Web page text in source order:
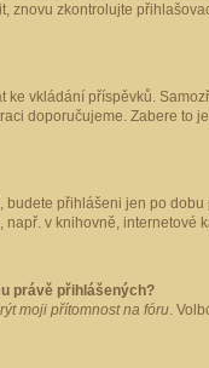
znovu zkontrolujte
vkládání příspěvků.
doporučujeme. Zabere to
, budete přihlášeni jen po dobu
v knihovně, internetové
právě přihlášených?
moji přítomnost na fóru.